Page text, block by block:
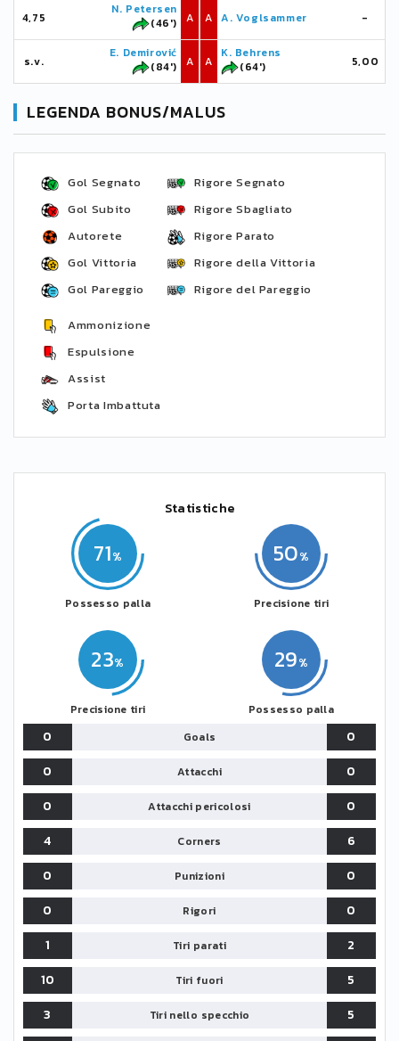
4,75
N. Petersen
(46')
A
s.v.
E. Demirović
(84')
A
A A. Voglsammer -
A
K. Behrens
(64')
5,00
LEGENDA BONUS/MALUS
Gol Segnato
Gol Subito
Autorete
Gol Vittoria
Gol Pareggio
Rigore Segnato
Rigore Sbagliato
Rigore Parato
Rigore della Vittoria
Rigore del Pareggio
Ammonizione
Espulsione
Assist
Porta Imbattuta
Statistiche
71
Possesso palla
23
Precisione tiri
29
Possesso palla
50
Precisione tiri
0 Goals
0
0
Attacchi
0
0
Attacchi pericolosi
0
4
Corners
6
0
Punizioni
0
0
Rigori
0
1
Tiri parati
2
10
Tiri fuori
5
3
Tiri nello specchio
5